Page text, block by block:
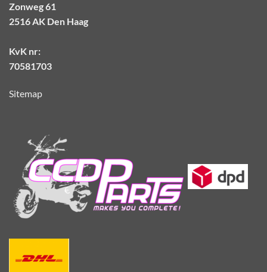
Zonweg 61
2516 AK Den Haag
KvK nr:
70581703
Sitemap